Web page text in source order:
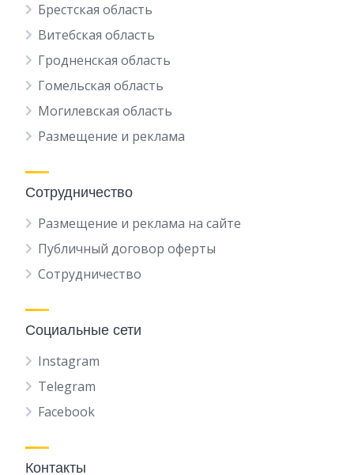
Брестская область
Витебская область
Гродненская область
Гомельская область
Могилевская область
Размещение и реклама
Сотрудничество
Размещение и реклама на сайте
Публичный договор оферты
Сотрудничество
Социальные сети
Instagram
Telegram
Facebook
Контакты